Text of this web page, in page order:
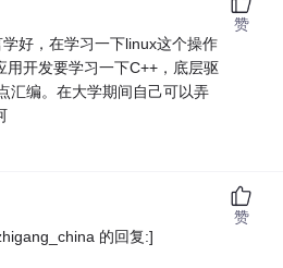
好，在学习一下linux这个操作
用开发要学习一下C++，底层驱
汇编。在大学期间自己可以弄
赞
的回复:]
赞